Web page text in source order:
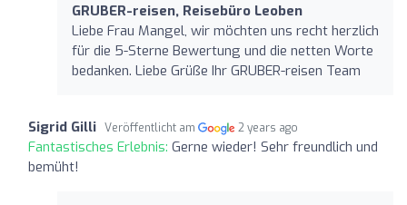
GRUBER-reisen, Reisebüro Leoben
Liebe Frau Mangel, wir möchten uns recht herzlich
für die 5-Sterne Bewertung und die netten Worte
bedanken. Liebe Grüße Ihr GRUBER-reisen Team
Sigrid Gilli Veröffentlicht am 2 years ago
Fantastisches Erlebnis: Gerne wieder! Sehr freundlich und
bemüht!